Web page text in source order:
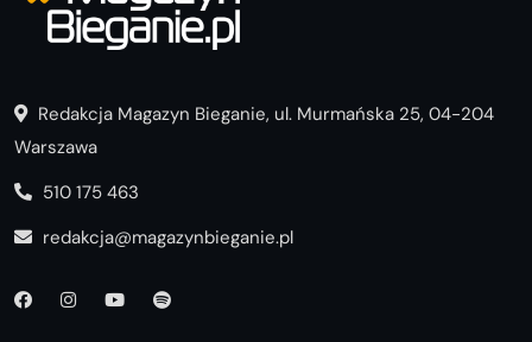
Redakcja Magazyn Bieganie, ul. Murmańska 25, 04-204
Warszawa
510 175 463
redakcja@magazynbieganie.pl